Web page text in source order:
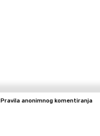
Pravila anonimnog komentiranja